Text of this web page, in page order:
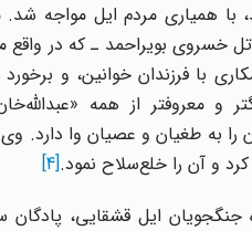
با همیاری مردم ایل مواجه
خسروی بویراحمد ـ که در واقع
با فرزندان خوانین، و برخورد
و معروفتر از همه
و آن را خلع‌سلاح نمود.[4]
جنگجویان ایل قشقایی،‌